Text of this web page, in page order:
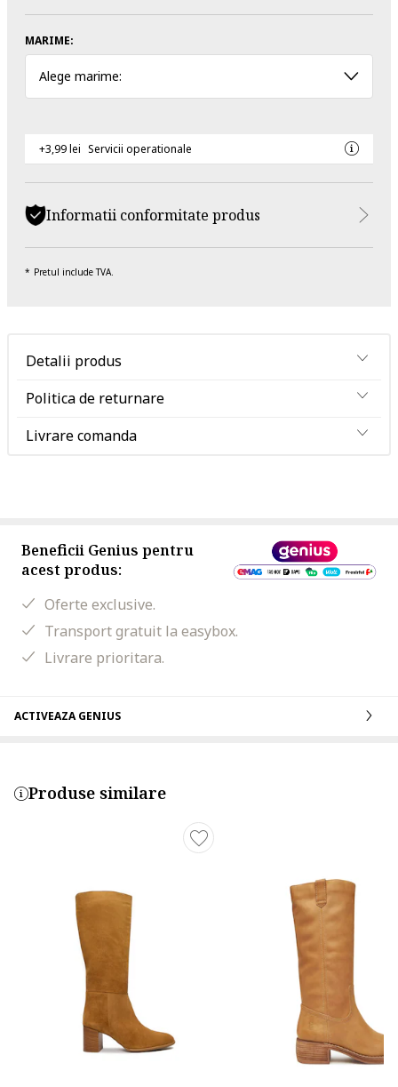
MARIME:
Alege marime:
+3,99 lei Servicii operationale
Informatii conformitate produs
Pretul include TVA.
Detalii produs
Politica de returnare
Livrare comanda
Beneficii Genius pentru
acest produs:
Oferte exclusive.
Transport gratuit la easybox.
Livrare prioritara.
ACTIVEAZA GENIUS
Produse similare